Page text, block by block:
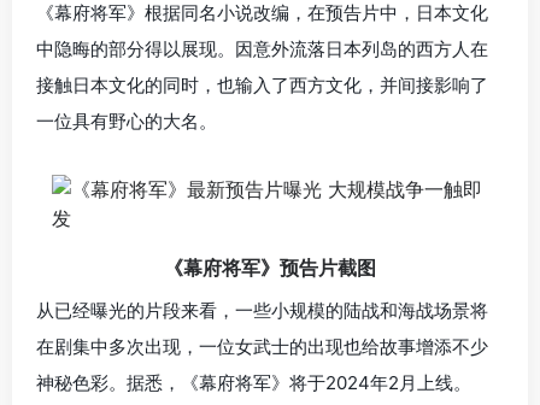
《幕府将军》根据同名小说改编，在预告片中，日本文化
中隐晦的部分得以展现。因意外流落日本列岛的西方人在
接触日本文化的同时，也输入了西方文化，并间接影响了
一位具有野心的大名。
《幕府将军》预告片截图
从已经曝光的片段来看，一些小规模的陆战和海战场景将
在剧集中多次出现，一位女武士的出现也给故事增添不少
神秘色彩。据悉，《幕府将军》将于2024年2月上线。